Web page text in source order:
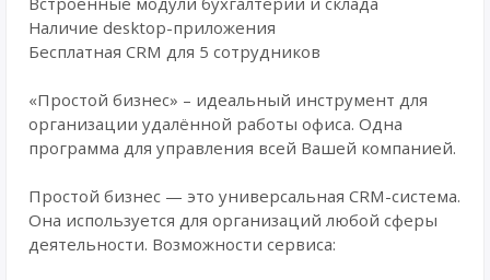
Наличие desktop-приложения
Бесплатная CRM для 5 сотрудников
«Простой бизнес» – идеальный инструмент для
организации удалённой работы офиса. Одна
программа для управления всей Вашей компанией.
Простой бизнес — это универсальная CRM-система.
Она используется для организаций любой сферы
деятельности. Возможности сервиса: